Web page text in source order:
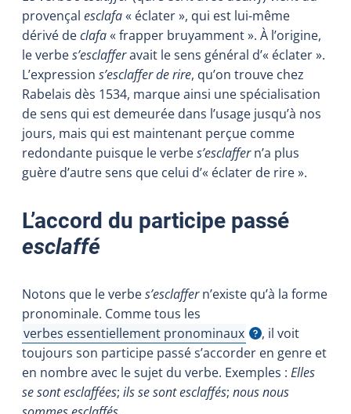
provençal esclafa« éclater », qui est lui-même
dérivé declafa« frapper bruyamment ». À l’origine,
le verbes’esclafferavait le sens général d’« éclater ».
L’expression s’esclaffer de rire, qu’on trouve chez
Rabelais dès 1534, marque ainsi une spécialisation
de sens qui est demeurée dans l’usage jusqu’à nos
jours, mais qui est maintenant perçue comme
redondante puisque le verbes’esclaffern’a plus
guère d’autre sens que celui d’« éclater de rire ».
L’accord du participe passé
esclaffé
Notons que le verbes’esclaffern’existe qu’à la forme
pronominale. Comme tous les
verbes essentiellement pronominaux
Afficher l'infobulle
, il voit
toujours son participe passé s’accorder en genre et
en nombre avec le sujet du verbe. Exemples : Elles
se sont esclaffées; ils se sont esclaffés; nous nous